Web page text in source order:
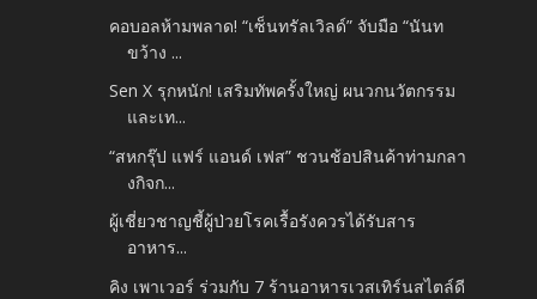
คอบอลห้ามพลาด! “เซ็นทรัลเวิลด์” จับมือ “นันท
ขว้าง ...
Sen X รุกหนัก! เสริมทัพครั้งใหญ่ ผนวกนวัตกรรม
และเท...
“สหกรุ๊ป แฟร์ แอนด์ เฟส” ชวนช้อปสินค้าท่ามกลา
งกิจก...
ผู้เชี่ยวชาญชี้ผู้ป่วยโรคเรื้อรังควรได้รับสาร
อาหาร...
คิง เพาเวอร์ ร่วมกับ 7 ร้านอาหารเวสเทิร์นสไตล์ดี